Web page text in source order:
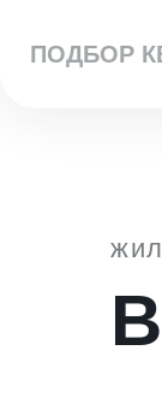
ПОДБОР